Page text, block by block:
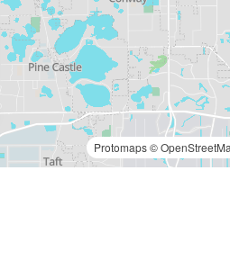
Protomaps©